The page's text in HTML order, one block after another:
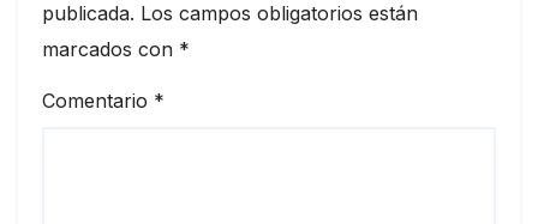
publicada. Los campos obligatorios están
marcados con *
Comentario *